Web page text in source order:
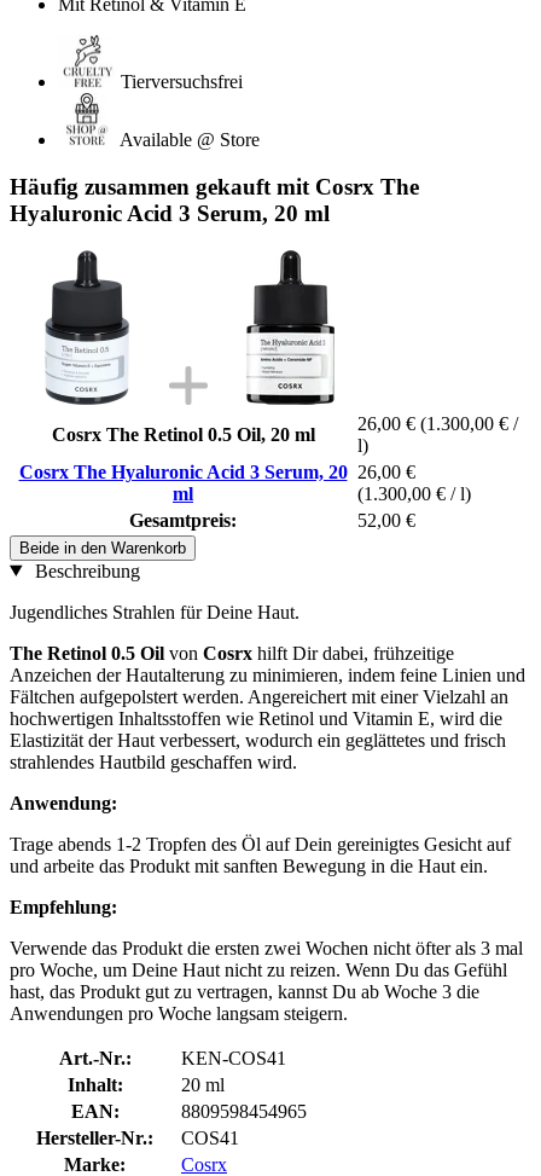
Mit Retinol & Vitamin E
Tierversuchsfrei
Available @ Store
Häufig zusammen gekauft mit Cosrx The
Hyaluronic Acid 3 Serum, 20 ml
Cosrx The Retinol 0.5 Oil, 20 ml
26,00 € (1.300,00 € /
l)
Cosrx The Hyaluronic Acid 3 Serum, 20
ml
26,00 €
(1.300,00 € / l)
Gesamtpreis:
52,00 €
Beide in den Warenkorb
Beschreibung
Jugendliches Strahlen für Deine Haut.
The Retinol 0.5 Oil von Cosrx hilft Dir dabei, frühzeitige
Anzeichen der Hautalterung zu minimieren, indem feine Linien und
Fältchen aufgepolstert werden. Angereichert mit einer Vielzahl an
hochwertigen Inhaltsstoffen wie Retinol und Vitamin E, wird die
Elastizität der Haut verbessert, wodurch ein geglättetes und frisch
strahlendes Hautbild geschaffen wird.
Anwendung:
Trage abends 1-2 Tropfen des Öl auf Dein gereinigtes Gesicht auf
und arbeite das Produkt mit sanften Bewegung in die Haut ein.
Empfehlung:
Verwende das Produkt die ersten zwei Wochen nicht öfter als 3 mal
pro Woche, um Deine Haut nicht zu reizen. Wenn Du das Gefühl
hast, das Produkt gut zu vertragen, kannst Du ab Woche 3 die
Anwendungen pro Woche langsam steigern.
Art.-Nr.:
KEN-COS41
Inhalt:
20 ml
EAN:
8809598454965
Hersteller-Nr.:
COS41
Marke:
Cosrx